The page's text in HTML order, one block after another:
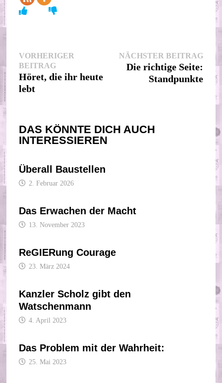
Beitragsnavigation
VORHERIGER
BEITRAGVorheriger
Beitrag:
Höret, die ihr heute
lebt
NÄCHSTER BEITRAG
Die richtige Seite:
Standpunkte
DAS KÖNNTE DICH AUCH
INTERESSIEREN
Überall Baustellen
2. Februar 2026
Das Erwachen der Macht
13. November 2023
ReGIERung Courage
23. März 2024
Kanzler Scholz gibt den
Watschenmann
4. April 2023
Das Problem mit der Wahrheit:
25. Mai 2023